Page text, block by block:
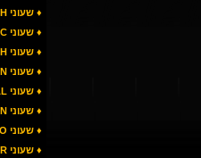
♦ שעוני SWATCH
♦ שעוני ZODIAC
♦ שעוני TROFISH
♦ שעוני ROMANSON
♦ שעוני KORAL
♦ שעוני SKAGEN
♦ שעוני SEIKO
♦ שעוני SLAZENGER